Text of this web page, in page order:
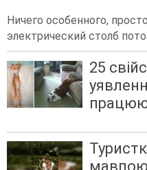
Ничего особенного,
электрический столб
25